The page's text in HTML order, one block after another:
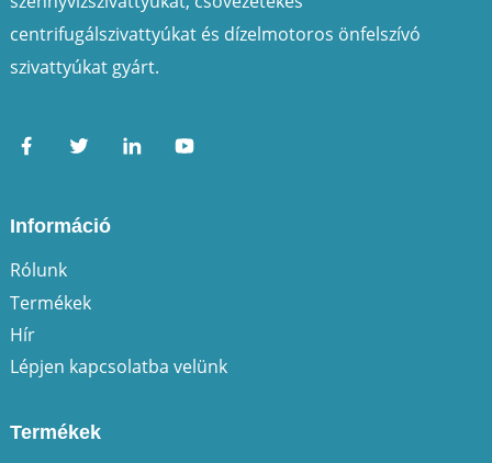
centrifugálszivattyúkat és dízelmotoros önfelszívó
szivattyúkat gyárt.
Információ
Rólunk
Termékek
Hír
Lépjen kapcsolatba velünk
Termékek